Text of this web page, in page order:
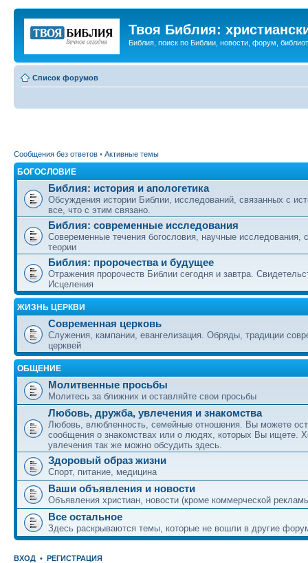
Твоя Библия:
Библия, поиск по Библии, новости, форум,
Список форумов
Сообщения без ответов • Активные темы
БОГОСЛОВИЕ
Библия: история и апологетика
Обсуждения истории Библии, исследований, связанных с
все, что с этим связано.
Библия: современные исследования
Совеременные течения богословия, научные исследования,
теории
Библия: пророчества и будущее
Отражения пророчеств Библии сегодня и завтра.
Исцеления
ЖИЗНЬ ЦЕРКВИ
Современная церковь
Служения, кампании, евангелизация. Обряды, традиции
церквей
ОБЩЕНИЕ
Молитвенные просьбы
Молитесь за ближних и оставляйте свои просьбы
Любовь, дружба, увлечения и знакомства
Любовь, влюбленность, семейные отношения. Вы можете
сообщения о знакомствах или о людях, которых Вы ищете.
увлечения так же можно обсудить здесь.
Здоровый образ жизни
Спорт, питание, медицина
Ваши объявления и новости
Объявления христиан, новости (кроме коммерческой
Все остальное
Здесь раскрываются темы, которые не вошли в другие
ВХОД • РЕГИСТРАЦИЯ